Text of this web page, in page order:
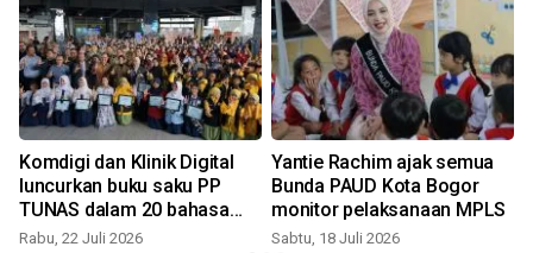
Komdigi dan Klinik Digital
luncurkan buku saku PP
TUNAS dalam 20 bahasa
daerah
Rabu, 22 Juli 2026
Yantie Rachim ajak semua
Bunda PAUD Kota Bogor
monitor pelaksanaan MPLS
Sabtu, 18 Juli 2026